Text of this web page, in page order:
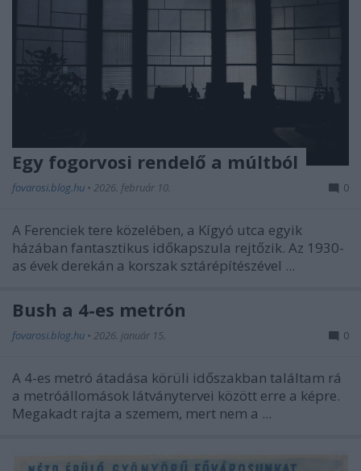
Egy fogorvosi rendelő a múltból
fovarosi.blog.hu • 2026. február 10. 0
A Ferenciek tere közelében, a Kígyó utca egyik
házában fantasztikus időkapszula rejtőzik. Az 1930-
as évek derekán a korszak sztárépítészével ...
Bush a 4-es metrón
fovarosi.blog.hu • 2026. január 15. 0
A 4-es metró átadása körüli időszakban találtam rá
a metróállomások látványtervei között erre a képre.
Megakadt rajta a szemem, mert nem a ...